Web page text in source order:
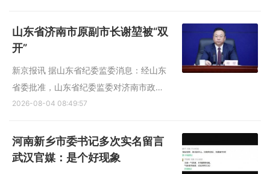
监察组和广东省清远市监委对中国再生资
源开发集团有限公司原党委书记、董事
山东省济南市原副市长谢堃被“双
开”
新京报讯 据山东省纪委监委消息：经山东
省委批准，山东省纪委监委对济南市政府
原党组成员、副市长谢堃严重违纪违法问
理想信念，背弃初心使命，对党不忠诚不
老实，对抗组织审查；违反中央八项规定
2026-08-04 08:49:57
河南新乡市委书记多次实名留言
武汉官媒：是个好现象